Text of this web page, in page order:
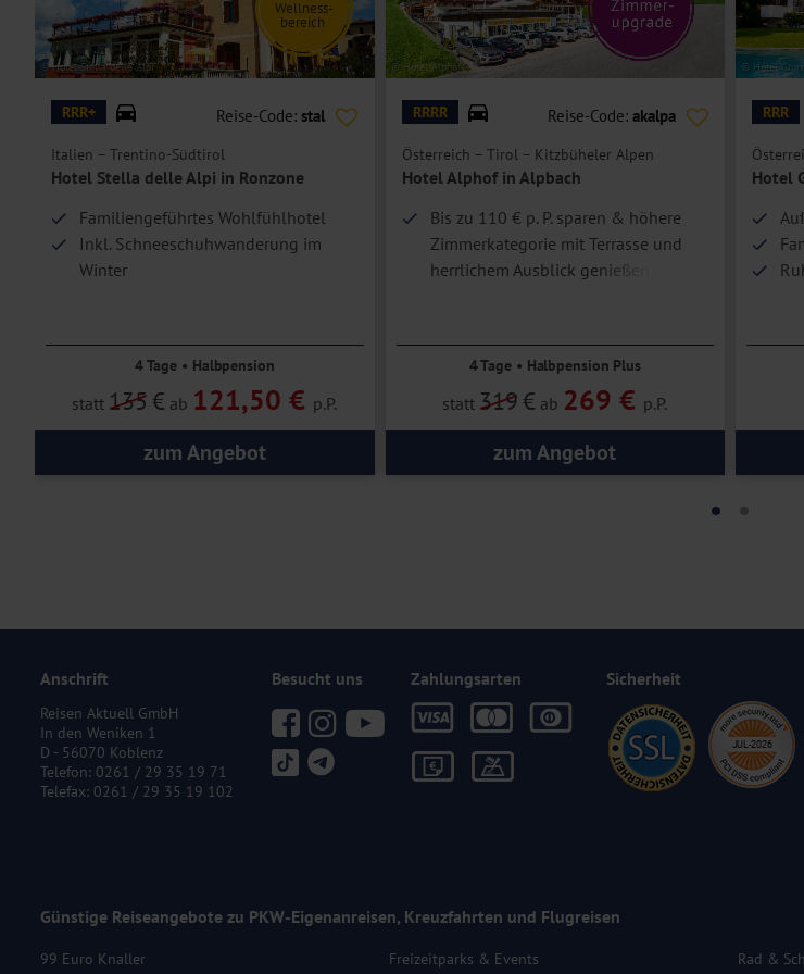
CIN: IT021075A1JYD8BXJ8
Unterbringung
Ihr gemütlich und traditionell eingerichtetes Doppelzimmerverfügt über ein Doppelbett oder getrennte Betten,
Föhn, Safe, TV und einen Balkon. Doppelzimmer mit Zustellbett(en) bieten Platz für bis zu 4 Personen.
DieEinzelzimmersind Doppelzimmer zur Einzelbelegung.
Hoteleinrichtungen und Zimmerausstattung teilweise gegen Gebühr.
© Hotel Stella delle Alpi
Wellness-
bereich
RRR+ Reise-Code: stal
Italien – Trentino-Südtirol
Hotel Stella delle Alpi in Ronzone
Familiengeführtes Wohlfühlhotel
Inkl. Schneeschuhwanderung im
Winter
4 Tage • Halbpension
statt 135€ ab 121,50 € p.P.
zum Angebot
© Hotel Alphof
RRRR Reise-Code: akalpa
Österreich – Tirol – Kitzbüheler Alpen
Hotel Alphof in Alpbach
Bis zu 110 € p. P. sparen & höhere
Zimmerkategorie mit Terrasse und
herrlichem Ausblick genießen
4 Tage • Halbpension Plus
statt 319€ ab 269 € p.P.
zum Angebot
© Hotel
RRR
Hotel
Anschrift
Reisen Aktuell GmbH
In den Weniken 1
D - 56070 Koblenz
Telefon: 0261 / 29 35 19 71
Telefax: 0261 / 29 35 19 102
Besucht uns Zahlungsarten Sicherheit
Günstige Reiseangebote zu PKW-Eigenanreisen, Kreuzfahrten und Flugreisen
99 Euro Knaller
Freizeitparks & Events
Rad &